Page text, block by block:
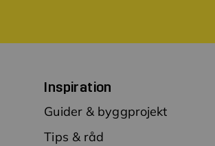
Inspiration
Guider & byggprojekt
Tips & råd